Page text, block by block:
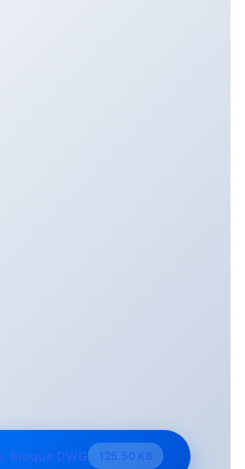
Bloque DWG 125.50 KB